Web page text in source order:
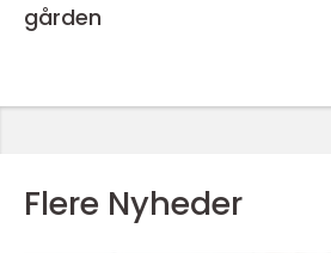
gården
Flere Nyheder